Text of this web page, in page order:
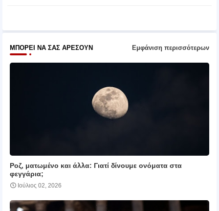
ΜΠΟΡΕΊ ΝΑ ΣΑΣ ΑΡΈΣΟΥΝ Εμφάνιση περισσότερων
Ροζ, ματωμένο και άλλα: Γιατί δίνουμε ονόματα στα
φεγγάρια;
Ιούλιος 02, 2026